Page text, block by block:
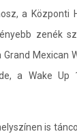
a Központi
zenék
Grand Mexican
a Wake Up
is